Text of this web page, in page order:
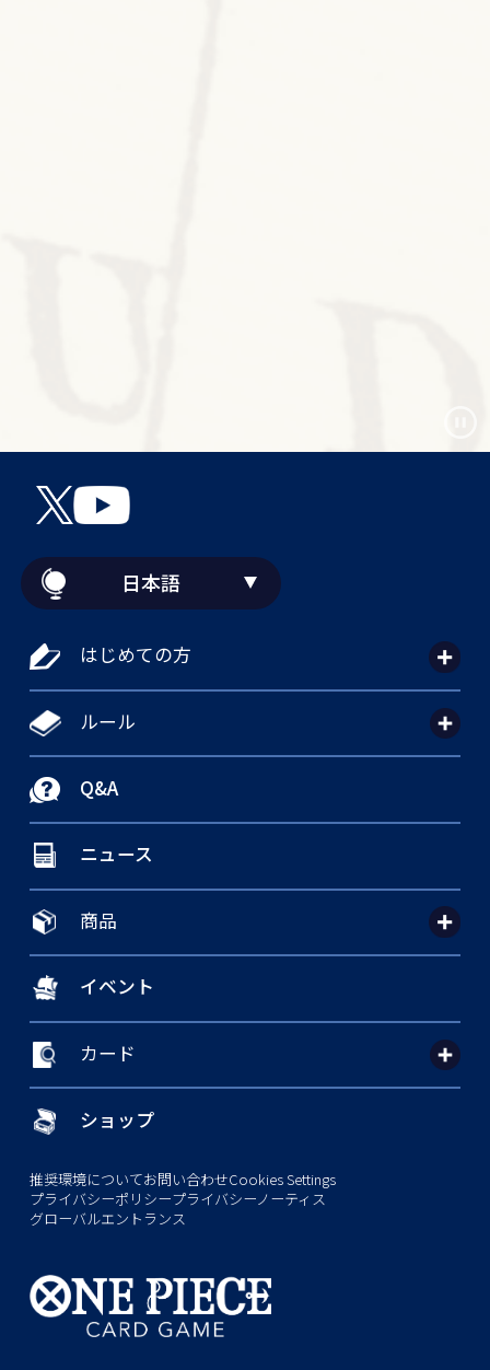
日本語
はじめての方
ルール
Q&A
ニュース
商品
イベント
カード
ショップ
推奨環境についてお問い合わせCookies Settings
プライバシーポリシープライバシーノーティス
グローバルエントランス